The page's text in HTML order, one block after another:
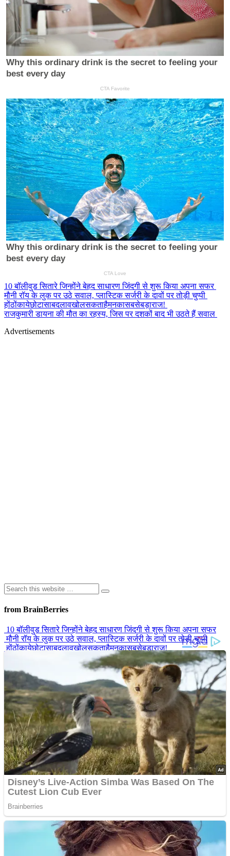
10 बॉलीवुड सितारे जिन्होंने बेहद साधारण जिंदगी से शुरू किया अपना सफर
मौनी रॉय के लुक पर उठे सवाल, प्लास्टिक सर्जरी के दावों पर तोड़ी चुप्पी
होंठोंकायेछोटासाबदलावखोलसकताहैमनकासबसेबड़ाराज!
राजकुमारी डायना की मौत का रहस्य, जिस पर दशकों बाद भी उठते हैं सवाल
Advertisements
from BrainBerries
10 बॉलीवुड सितारे जिन्होंने बेहद साधारण जिंदगी से शुरू किया अपना सफर
मौनी रॉय के लुक पर उठे सवाल, प्लास्टिक सर्जरी के दावों पर तोड़ी चुप्पी
होंठोंकायेछोटासाबदलावखोलसकताहैमनकासबसेबड़ाराज!
राजकुमारी डायना की मौत का रहस्य, जिस पर दशकों बाद भी उठते हैं सवाल
बाथरूम के शीशे के पीछे छुपा था ‘सीक्रेट रूम’! घर की मरम्मत करते कपल को
मिला ऐसा राज, सब रह गए हैरान
Advertisements